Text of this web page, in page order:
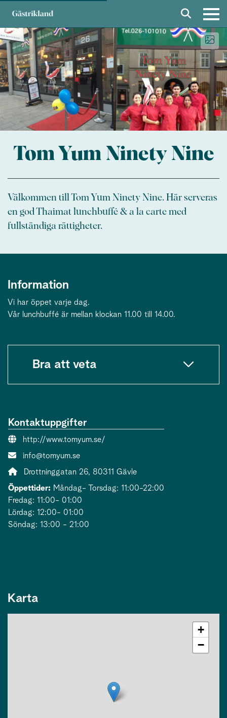
Tom Yum Ninety Nine
Välkommen till Tom Yum Ninety Nine. Här serveras
en god Thaimat lunchbuffé & a la carte med
fullständiga rättigheter.
Information
Vi har öppet varje dag.
Vår lunchbuffé är mellan klockan 11.00 till 14.00.
Bra att veta
Kontaktuppgifter
Webbsida:
http://www.tomyum.se/
E-post:
info@tomyum.se
Adress:
Drottninggatan 26, 80311 Gävle
Öppettider: Måndag- Torsdag: 11:00-22:00
Fredag: 11:00- 01:00
Lördag: 12:00- 01:00
Söndag: 13:00 - 21:00
Karta
+
−